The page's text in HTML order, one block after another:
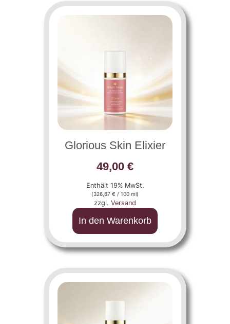
Glorious Skin Elixier
49,00 €
Enthält 19% MwSt.
(326,67 € / 100 ml)
zzgl. Versand
In den Warenkorb